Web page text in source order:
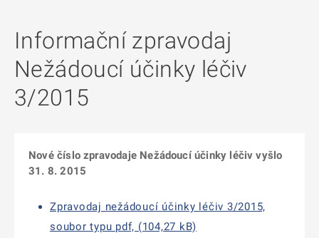
Informační zpravodaj
Nežádoucí účinky léčiv
3/2015
Nové číslo zpravodaje Nežádoucí účinky léčiv vyšlo
31. 8. 2015
Zpravodaj nežádoucí účinky léčiv 3/2015,
soubor typu pdf, (104,27 kB)